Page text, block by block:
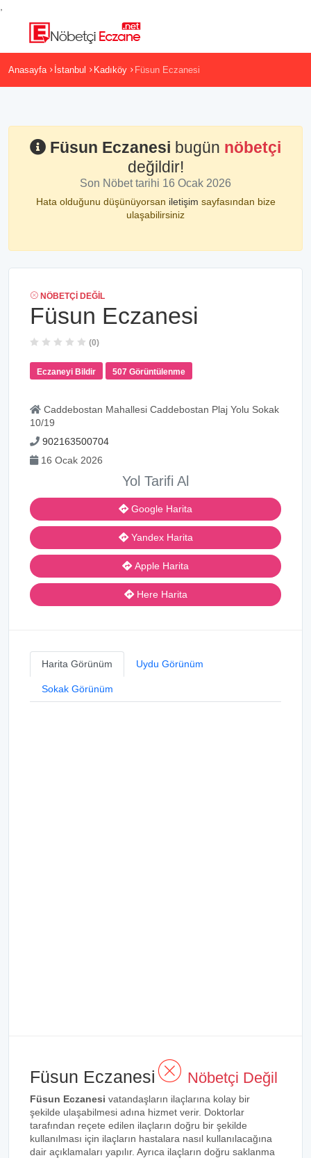
Anasayfa İstanbul Kadıköy Füsun Eczanesi
Füsun Eczanesi bugün nöbetçi
değildir!
Son Nöbet tarihi 16 Ocak 2026
Hata olduğunu düşünüyorsan iletişim sayfasından bize
ulaşabilirsiniz
NÖBETÇI DEĞIL
Füsun Eczanesi
(0)
Eczaneyi Bildir 507 Görüntülenme
Caddebostan Mahallesi Caddebostan Plaj Yolu Sokak
10/19
902163500704
16 Ocak 2026
Yol Tarifi Al
Google Harita
Yandex Harita
Apple Harita
Here Harita
Harita Görünüm Uydu Görünüm
Sokak Görünüm
Füsun Eczanesi Nöbetçi Değil
Füsun Eczanesi vatandaşların ilaçlarına kolay bir
şekilde ulaşabilmesi adına hizmet verir. Doktorlar
tarafından reçete edilen ilaçların doğru bir şekilde
kullanılması için ilaçların hastalara nasıl kullanılacağına
dair açıklamaları yapılır. Ayrıca ilaçların doğru saklanma